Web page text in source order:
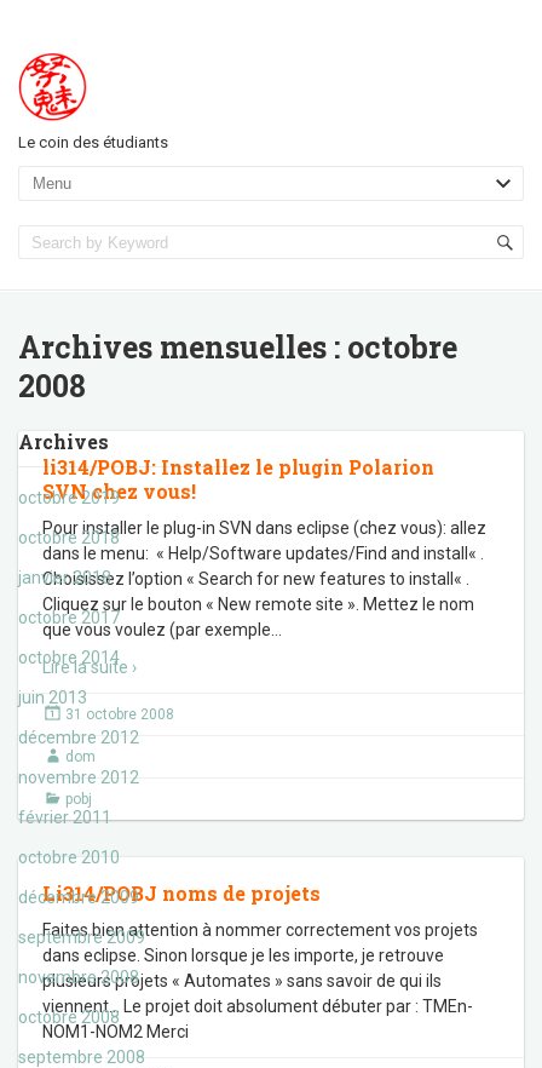
Le coin des étudiants
Archives mensuelles : octobre
2008
Archives
octobre 2019
octobre 2018
janvier 2018
octobre 2017
octobre 2014
juin 2013
décembre 2012
novembre 2012
février 2011
octobre 2010
décembre 2009
septembre 2009
novembre 2008
octobre 2008
septembre 2008
li314/POBJ: Installez le plugin Polarion
SVN chez vous!
Pour installer le plug-in SVN dans eclipse (chez vous): allez
dans le menu: « Help/Software updates/Find and install« .
Choisissez l’option « Search for new features to install« .
Cliquez sur le bouton « New remote site ». Mettez le nom
que vous voulez (par exemple
Lire la suite ›
31 octobre 2008
dom
pobj
Li314/POBJ noms de projets
Faites bien attention à nommer correctement vos projets
dans eclipse. Sinon lorsque je les importe, je retrouve
plusieurs projets « Automates » sans savoir de qui ils
viennent… Le projet doit absolument débuter par : TMEn-
NOM1-NOM2 Merci